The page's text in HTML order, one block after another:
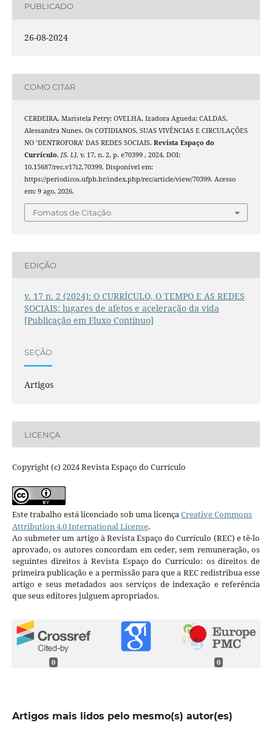
PUBLICADO
26-08-2024
COMO CITAR
CERDEIRA, Maristela Petry; OVELHA, Izadora Agueda; CALDAS,
Alessandra Nunes. Os COTIDIANOS, SUAS VIVÊNCIAS E CIRCULAÇÕES
NO ‘DENTROFORA’ DAS REDES SOCIAIS. Revista Espaço do
Currículo, [S. l.], v. 17, n. 2, p. e70399 , 2024. DOI:
10.15687/rec.v17i2.70399. Disponível em:
https://periodicos.ufpb.br/index.php/rec/article/view/70399. Acesso
em: 9 ago. 2026.
Fomatos de Citação
EDIÇÃO
v. 17 n. 2 (2024): O CURRÍCULO, O TEMPO E AS REDES
SOCIAIS: lugares de afetos e aceleração da vida
[Publicação em Fluxo Contínuo]
SEÇÃO
Artigos
LICENÇA
Copyright (c) 2024 Revista Espaço do Currículo
Este trabalho está licenciado sob uma licençaCreative Commons
Attribution 4.0 International License.
Ao submeter um artigo à Revista Espaço do Currículo (REC) e tê-lo
aprovado, os autores concordam em ceder, sem remuneração, os
seguintes direitos à Revista Espaço do Currículo: os direitos de
primeira publicação e a permissão para que a REC redistribua esse
artigo e seus metadados aos serviços de indexação e referência
que seus editores julguem apropriados.
0 0
Artigos mais lidos pelo mesmo(s) autor(es)